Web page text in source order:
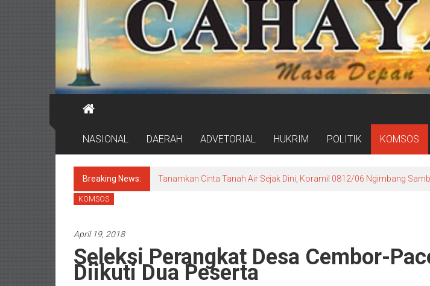
NASIONAL DAERAH ADVETORIAL HUKRIM POLITIK KOMSOS
Breaking News: Tanamkan Cinta Tanah Air Sejak Dini, Koramil 0812/06 Ngimbang
KOMSOS
April 19, 2018
Seleksi Perangkat Desa Cembor-
Diikuti Dua Peserta